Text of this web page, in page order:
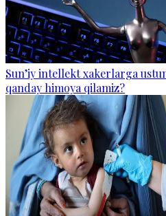
Sun’iy intellekt xakerlarga
qanday himoya qilamiz?